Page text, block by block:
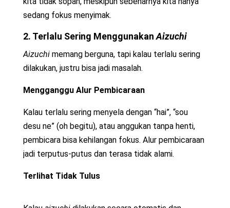
sedang fokus menyimak.
2. Terlalu Sering MenggunakanAizuchi
Aizuchimemang berguna, tapi kalau terlalu sering
dilakukan, justru bisa jadi masalah.
Mengganggu Alur Pembicaraan
Kalau terlalu sering menyela dengan “hai”, “sou
desu ne” (oh begitu), atau anggukan tanpa henti,
pembicara bisa kehilangan fokus. Alur pembicaraan
jadi terputus-putus dan terasa tidak alami.
Terlihat Tidak Tulus